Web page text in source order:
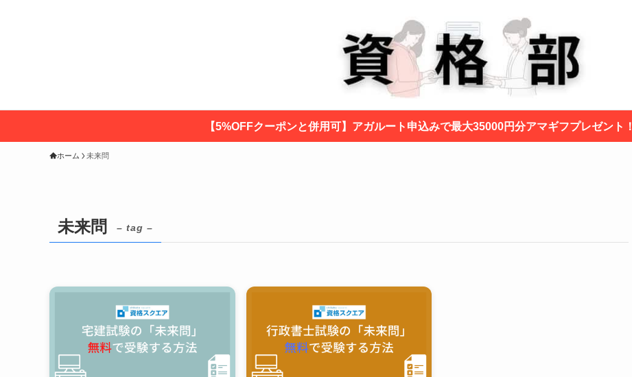
【5%OFFクーポンと併用可】アガルート申込みで最大35000円分アマギフプレゼント！
ホーム 未来問
未来問 – tag –